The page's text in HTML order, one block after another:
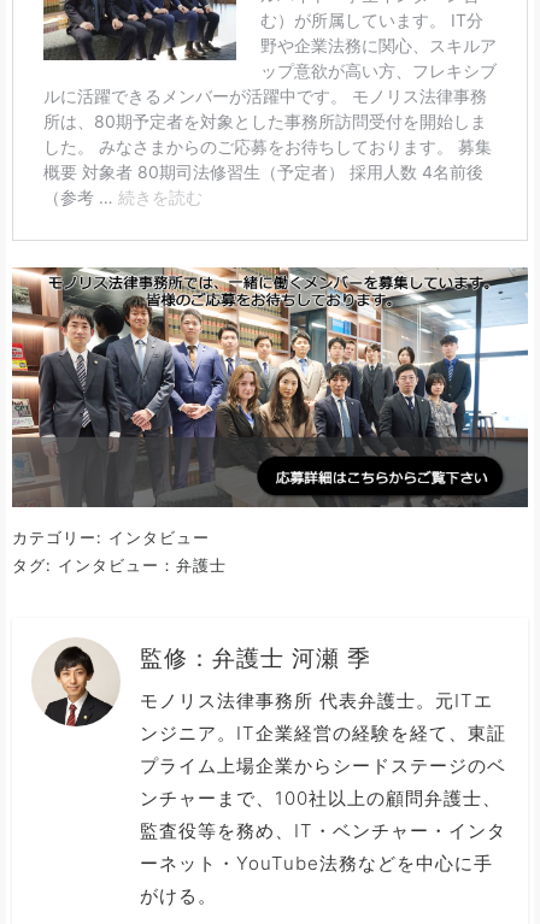
カテゴリー: インタビュー
タグ: インタビュー：弁護士
監修： 弁護士 河瀬 季
モノリス法律事務所 代表弁護士。元ITエ
ンジニア。IT企業経営の経験を経て、東証
プライム上場企業からシードステージのベ
ンチャーまで、100社以上の顧問弁護士、
監査役等を務め、IT・ベンチャー・インタ
ーネット・YouTube法務などを中心に手
がける。